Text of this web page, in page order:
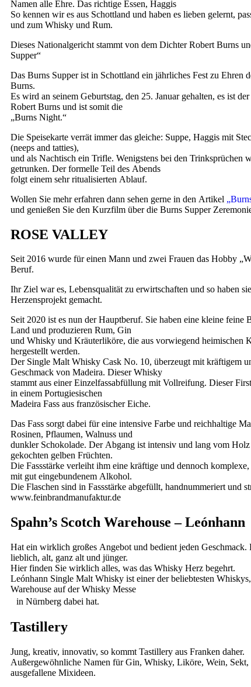
Namen alle Ehre. Das richtige Essen, Haggis
So kennen wir es aus Schottland und haben es lieben gelernt,
und zum Whisky und Rum.
Dieses Nationalgericht stammt von dem Dichter Robert Burns
Supper“
Das Burns Supper ist in Schottland ein jährliches Fest zu Ehren
Burns.
Es wird an seinem Geburtstag, den 25. Januar gehalten, es ist
Robert Burns und ist somit die
„Burns Night.“
Die Speisekarte verrät immer das gleiche: Suppe, Haggis mit
(neeps and tatties),
und als Nachtisch ein Trifle. Wenigstens bei den Trinksprüchen
getrunken. Der formelle Teil des Abends
folgt einem sehr ritualisierten Ablauf.
Wollen Sie mehr erfahren dann sehen gerne in den Artikel
und genießen Sie den Kurzfilm über die Burns Supper
ROSE VALLEY
Seit 2016 wurde für einen Mann und zwei Frauen das Hobby
Beruf.
Ihr Ziel war es, Lebensqualität zu erwirtschaften und so haben
Herzensprojekt gemacht.
Seit 2020 ist es nun der Hauptberuf. Sie haben eine kleine feine
Land und produzieren Rum, Gin
und Whisky und Kräuterliköre, die aus vorwiegend heimischen
hergestellt werden.
Der Single Malt Whisky Cask No. 10, überzeugt mit kräftigem
Geschmack von Madeira. Dieser Whisky
stammt aus einer Einzelfassabfüllung mit Vollreifung. Dieser
in einem Portugiesischen
Madeira Fass aus französischer Eiche.
Das Fass sorgt dabei für eine intensive Farbe und reichhaltige
Rosinen, Pflaumen, Walnuss und
dunkler Schokolade. Der Abgang ist intensiv und lang vom
gekochten gelben Früchten.
Die Fassstärke verleiht ihm eine kräftige und dennoch
mit gut eingebundenem Alkohol.
Die Flaschen sind in Fassstärke abgefüllt, handnummeriert und
www.feinbrandmanufaktur.de
Spahn’s Scotch Warehouse – Leónhann
Hat ein wirklich großes Angebot und bedient jeden Geschmack.
lieblich, alt, ganz alt und jünger.
Hier finden Sie wirklich alles, was das Whisky Herz begehrt.
Leónhann Single Malt Whisky ist einer der beliebtesten
Warehouse auf der Whisky Messe
in Nürnberg dabei hat.
Tastillery
Jung, kreativ, innovativ, so kommt Tastillery aus Franken daher.
Außergewöhnliche Namen für Gin, Whisky, Liköre, Wein, Sekt,
ausgefallene Mixideen.